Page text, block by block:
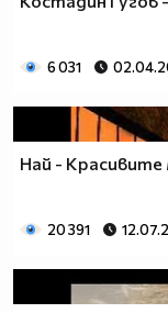
6 031
Най -
20 391